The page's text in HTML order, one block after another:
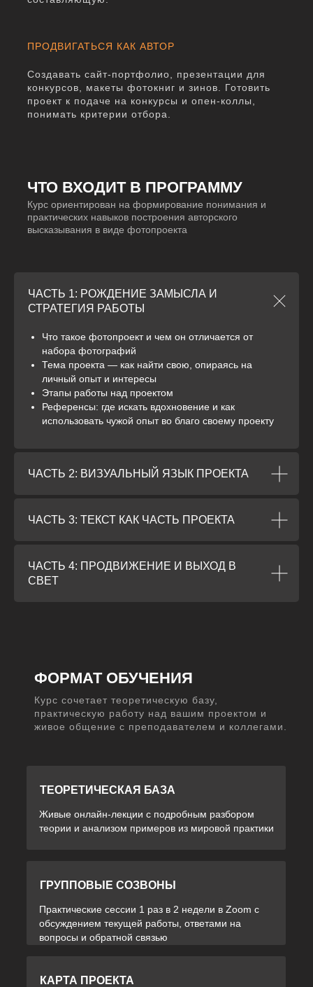
ПРОДВИГАТЬСЯ КАК АВТОР
Создавать сайт-портфолио, презентации для
конкурсов, макеты фотокниг и зинов. Готовить
проект к подаче на конкурсы и опен-коллы,
понимать критерии отбора.
ЧТО ВХОДИТ В ПРОГРАММУ
Курс ориентирован на формирование понимания и
практических навыков построения авторского
высказывания в виде фотопроекта
ЧАСТЬ 1: РОЖДЕНИЕ ЗАМЫСЛА И
СТРАТЕГИЯ РАБОТЫ
Что такое фотопроект и чем он отличается от
набора фотографий
Тема проекта — как найти свою, опираясь на
личный опыт и интересы
Этапы работы над проектом
Референсы: где искать вдохновение и как
использовать чужой опыт во благо своему проекту
ЧАСТЬ 2: ВИЗУАЛЬНЫЙ ЯЗЫК ПРОЕКТА
ЧАСТЬ 3: ТЕКСТ КАК ЧАСТЬ ПРОЕКТА
ЧАСТЬ 4: ПРОДВИЖЕНИЕ И ВЫХОД В
СВЕТ
ФОРМАТ ОБУЧЕНИЯ
Курс сочетает теоретическую базу,
практическую работу над вашим проектом и
живое общение с преподавателем и коллегами.
КАРТА ПРОЕКТА
ГРУППОВЫЕ СОЗВОНЫ
Практические сессии 1 раз в 2 недели в Zoom с
обсуждением текущей работы, ответами на
вопросы и обратной связью
ТЕОРЕТИЧЕСКАЯ БАЗА
Живые онлайн-лекции с подробным разбором
теории и анализом примеров из мировой практики